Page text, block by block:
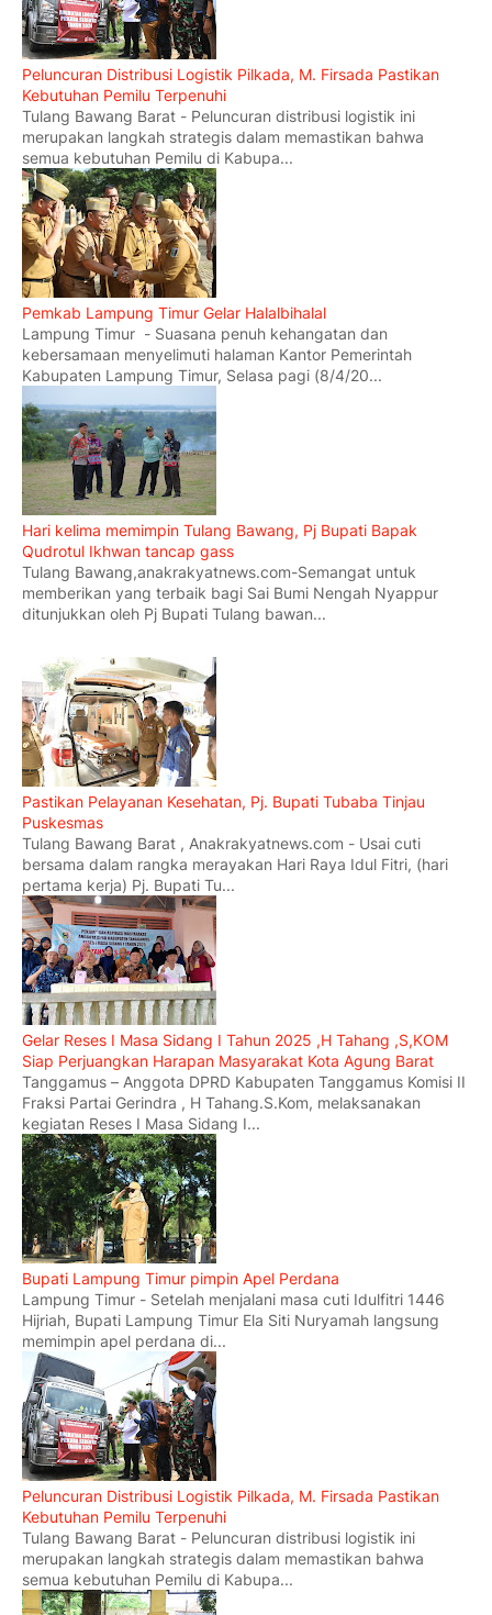
Peluncuran Distribusi Logistik Pilkada, M. Firsada Pastikan
Kebutuhan Pemilu Terpenuhi
Tulang Bawang Barat - Peluncuran distribusi logistik ini
merupakan langkah strategis dalam memastikan bahwa
semua kebutuhan Pemilu di Kabupa...
Pemkab Lampung Timur Gelar Halalbihalal
Lampung Timur - Suasana penuh kehangatan dan
kebersamaan menyelimuti halaman Kantor Pemerintah
Kabupaten Lampung Timur, Selasa pagi (8/4/20...
Hari kelima memimpin Tulang Bawang, Pj Bupati Bapak
Qudrotul Ikhwan tancap gass
Tulang Bawang,anakrakyatnews.com-Semangat untuk
memberikan yang terbaik bagi Sai Bumi Nengah Nyappur
ditunjukkan oleh Pj Bupati Tulang bawan...
Pastikan Pelayanan Kesehatan, Pj. Bupati Tubaba Tinjau
Puskesmas
Tulang Bawang Barat , Anakrakyatnews.com - Usai cuti
bersama dalam rangka merayakan Hari Raya Idul Fitri, (hari
pertama kerja) Pj. Bupati Tu...
Gelar Reses I Masa Sidang I Tahun 2025 ,H Tahang ,S,KOM
Siap Perjuangkan Harapan Masyarakat Kota Agung Barat
Tanggamus – Anggota DPRD Kabupaten Tanggamus Komisi II
Fraksi Partai Gerindra , H Tahang.S.Kom, melaksanakan
kegiatan Reses I Masa Sidang I...
Bupati Lampung Timur pimpin Apel Perdana
Lampung Timur - Setelah menjalani masa cuti Idulfitri 1446
Hijriah, Bupati Lampung Timur Ela Siti Nuryamah langsung
memimpin apel perdana di...
Peluncuran Distribusi Logistik Pilkada, M. Firsada Pastikan
Kebutuhan Pemilu Terpenuhi
Tulang Bawang Barat - Peluncuran distribusi logistik ini
merupakan langkah strategis dalam memastikan bahwa
semua kebutuhan Pemilu di Kabupa...